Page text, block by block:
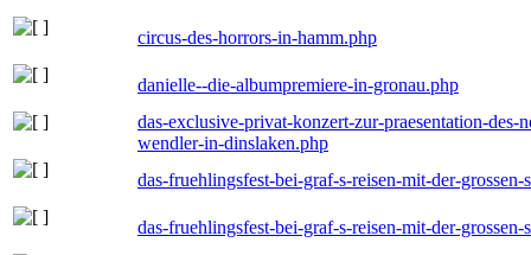
circus-des-horrors-in-hamm.php
danielle--die-albumpremiere-in-gronau.php
das-exclusive-privat-konzert-zur-praesentation-
wendler-in-dinslaken.php
das-fruehlingsfest-bei-graf-s-reisen-mit-der-
das-fruehlingsfest-bei-graf-s-reisen-mit-der-